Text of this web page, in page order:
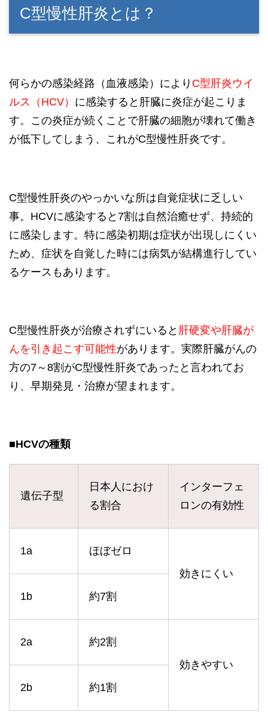
C型慢性肝炎とは？
何らかの感染経路（血液感染）により C型肝炎ウイ
ルス （HCV） に感染すると肝臓に炎症が起こりま
す。この炎症が続くことで肝臓の細胞が壊れて働き
が低下してしまう、これがC型慢性肝炎です。
C型慢性肝炎のやっかいな所は自覚症状に乏しい
事。HCVに感染すると7割は自然治癒せず、持続的
に感染します。特に感染初期は症状が出現しにくい
ため、症状を自覚した時には病気が結構進行してい
るケースもあります。
C型慢性肝炎が治療されずにいると 肝硬変や肝臓が
んを引き起こす可能性があります。実際肝臓がんの
方の7～8割がC型慢性肝炎であったと言われてお
り、早期発見・治療が望まれます。
■HCVの種類
遺伝子型
日本人におけ
る割合
インターフェ
ロンの有効性
1a
ほぼゼロ
効きにくい
1b
約7割
2a
約2割
効きやすい
2b
約1割